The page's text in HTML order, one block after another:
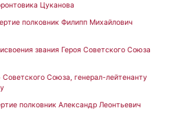
Цуканова
полковник Филипп Михайлович
звания Героя Советского Союза
Советского Союза, генерал-лейтенанту
полковник Александр Леонтьевич